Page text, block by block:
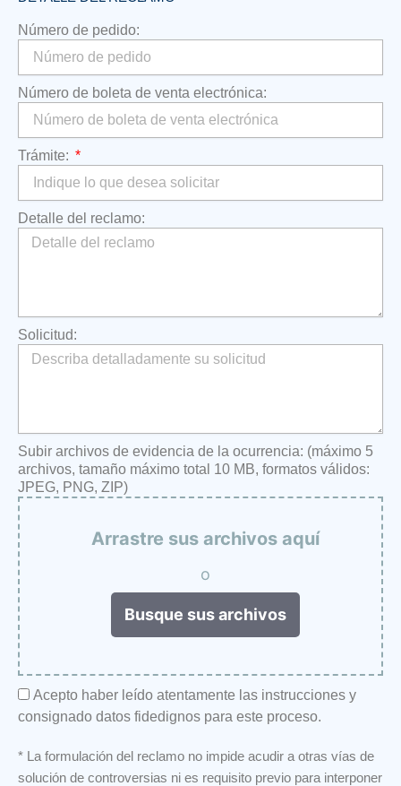
Número de pedido:
Número de boleta de venta electrónica:
Trámite:
Detalle del reclamo:
Solicitud:
Subir archivos de evidencia de la ocurrencia: (máximo 5
archivos, tamaño máximo total 10 MB, formatos válidos:
JPEG, PNG, ZIP)
Arrastre sus archivos aquí
o
Busque sus archivos
Acepto haber leído atentamente las instrucciones y
consignado datos fidedignos para este proceso.
* La formulación del reclamo no impide acudir a otras vías de
solución de controversias ni es requisito previo para interponer